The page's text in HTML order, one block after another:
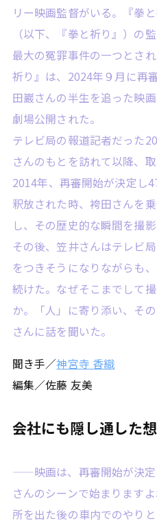
リー映画監督がいる。『拳
（以下、『拳と祈り』）の
最大の冤罪事件の一つとさ
祈り』は、2024年９月に再
田巖さんの半生を追った映
劇場公開された。
テレビ局の報道記者だった
さんのもとを訪れて以降、
2014年、再審開始が決定し
釈放された時、袴田さんを
し、その歴史的な瞬間を撮影
その後、笠井さんはテレビ
をつきそうになりながらも
続けた。なぜそこまでして
か。「人」に寄り添い、そ
さんに話を聞いた。
聞き手／神宮寺 香織
編集／佐藤 友美
会社にも隠し通した
——映画は、再審開始が決
さんのシーンで始まります
所を出た後の車内でのやり